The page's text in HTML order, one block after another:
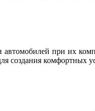
при их
создания комфортных